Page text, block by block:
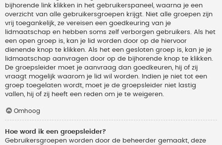
bijhorende link klikken in het gebruikerspaneel, waarna je een
overzicht van alle gebruikersgroepen krijgt. Niet alle groepen zijn
vrij toegankelijk, ze vereisen een goedkeuring van je
lidmaatschap en hebben soms zelf verborgen gebruikers. Als het
een open groep is, kan je lid worden door op de hiervoor
dienende knop te klikken. Als het een gesloten groep is, kan je je
lidmaatschap aanvragen door op de bijhorende knop te klikken.
De groepsleider moet je aanvraag dan goedkeuren, hij of zij
vraagt mogelijk waarom je lid wil worden. Indien je niet tot een
groep toegelaten wordt, moet je de groepsleider niet lastig
vallen, hij of zij heeft een reden om je te weigeren.
Omhoog
Hoe word ik een groepsleider?
Gebruikersgroepen worden door de beheerder gemaakt, deze